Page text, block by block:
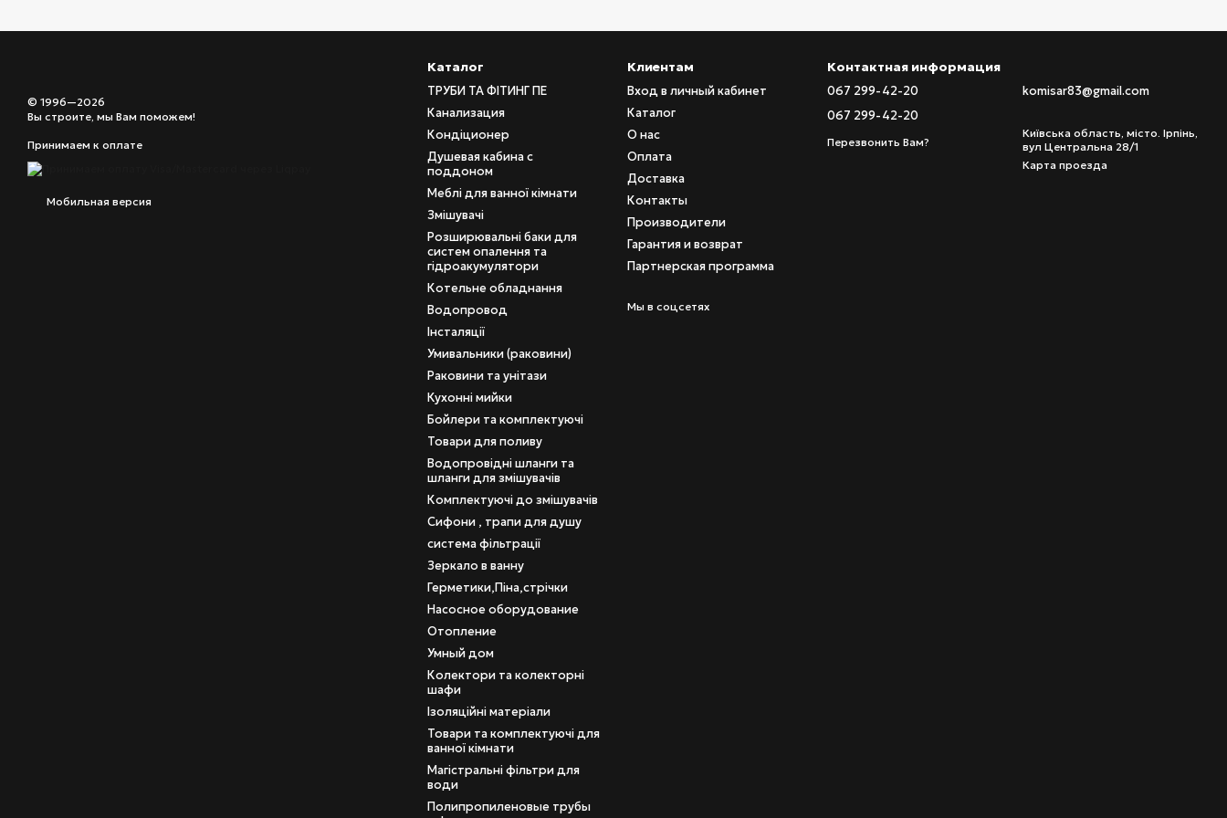
© 1996—2026
Вы строите, мы Вам поможем!
Принимаем к оплате
Мобильная версия
Каталог
ТРУБИ ТА ФІТИНГ ПЕ
Канализация
Кондіционер
Душевая кабина с
поддоном
Меблі для ванної кімнати
Змішувачі
Розширювальні баки для
систем опалення та
гідроакумулятори
Котельне обладнання
Водопровод
Інсталяції
Умивальники (раковини)
Раковини та унітази
Кухонні мийки
Бойлери та комплектуючі
Товари для поливу
Водопровідні шланги та
шланги для змішувачів
Комплектуючі до змішувачів
Сифони , трапи для душу
система фільтрації
Зеркало в ванну
Герметики,Піна,стрічки
Насосное оборудование
Отопление
Умный дом
Колектори та колекторні
шафи
Ізоляційні матеріали
Товари та комплектуючі для
ванної кімнати
Магістральні фільтри для
води
Полипропиленовые трубы
Клиентам
Вход в личный кабинет
Каталог
О нас
Оплата
Доставка
Контакты
Производители
Гарантия и возврат
Партнерская программа
Мы в соцсетях
Контактная информация
067 299-42-20
067 299-42-20
Перезвонить Вам?
komisar83@gmail.com
Київська область, місто. Ірпінь,
вул Центральна 28/1
Карта проезда